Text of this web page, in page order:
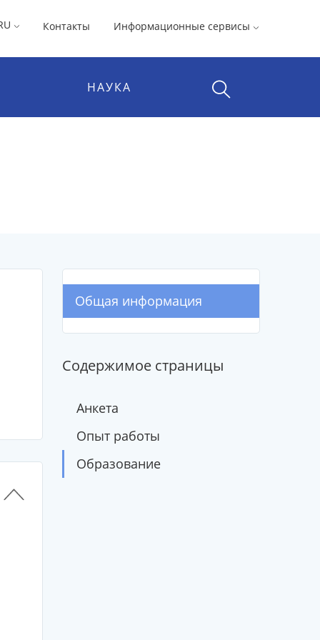
Контакты Информационные сервисы
НАУКА
Общая информация
Содержимое страницы
Анкета
Опыт работы
Образование